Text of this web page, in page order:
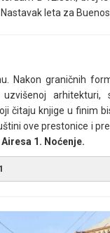
leta za Buenos
Nakon graničnih
arhitekturi,
čitaju knjige u finim
ove prestonice i
1. Noćenje.
centralni Trg Majo (
prestonica. Trg